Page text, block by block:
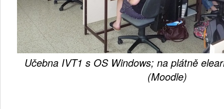
Učebna IVT1 s OS Windows; na plátně
(Moodle)